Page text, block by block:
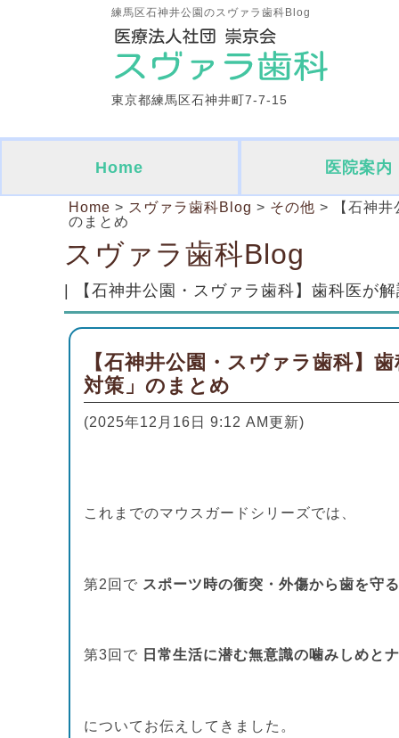
練馬区石神井公園のスヴァラ歯科Blog
東京都練馬区石神井町7-7-15
Home 医院案内
Home > スヴァラ歯科Blog > その他 >
【石神
のまとめ
スヴァラ歯科Blog
| 【石神井公園・スヴァラ歯科】歯科医が
【石神井公園・スヴァラ歯科】
対策」のまとめ
(2025年12月16日 9:12 AM更新)
これまでのマウスガードシリーズでは、
第2回で スポーツ時の衝突・外傷から歯を守
第3回で 日常生活に潜む無意識の噛みしめと
についてお伝えしてきました。